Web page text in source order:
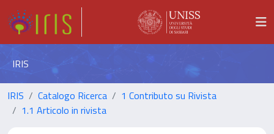
IRIS
IRIS Catalogo Ricerca
1 Contributo su Rivista
1.1 Articolo in rivista